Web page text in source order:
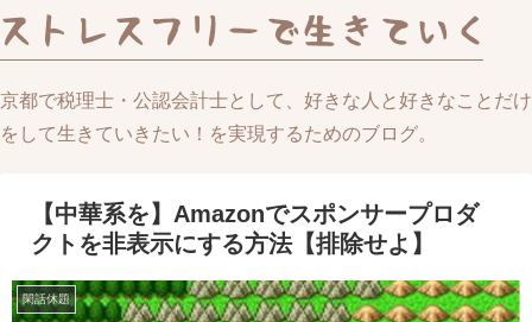
京都で税理士・公認会計士として、好きな人と好きなことだけ
をして生きていきたい！を実現するためのブログ。
【中華系を】Amazonでスポンサープロダ
クトを非表示にする方法【排除せよ】
閑話休題